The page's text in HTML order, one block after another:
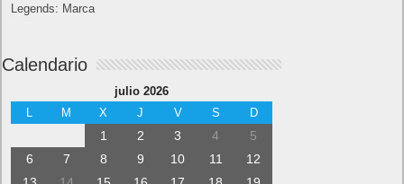
Legends: Marca
Calendario
julio 2026
M X J V S D
1 2 3 4
5
6
7 8 9 10 11
12